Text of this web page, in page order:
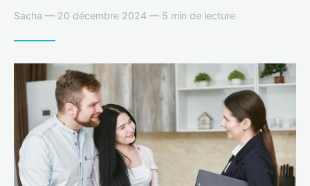
Sacha — 20 décembre 2024 — 5 min de lecture